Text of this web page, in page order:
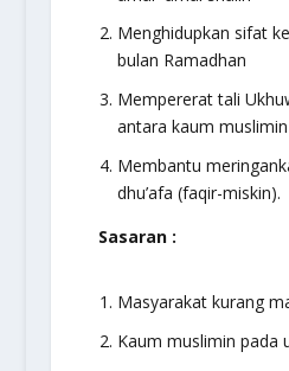
Menghidupkan sifat
bulan Ramadhan
Mempererat tali
antara kaum muslimin
Membantu
dhu’afa (faqir-miskin).
Sasaran :
Masyarakat kurang
Kaum muslimin pada